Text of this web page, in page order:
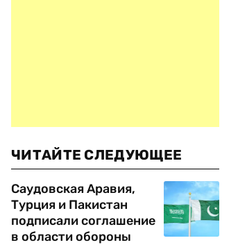
ЧИТАЙТЕ СЛЕДУЮЩЕЕ
Саудовская Аравия,
Турция и Пакистан
подписали соглашение
в области обороны